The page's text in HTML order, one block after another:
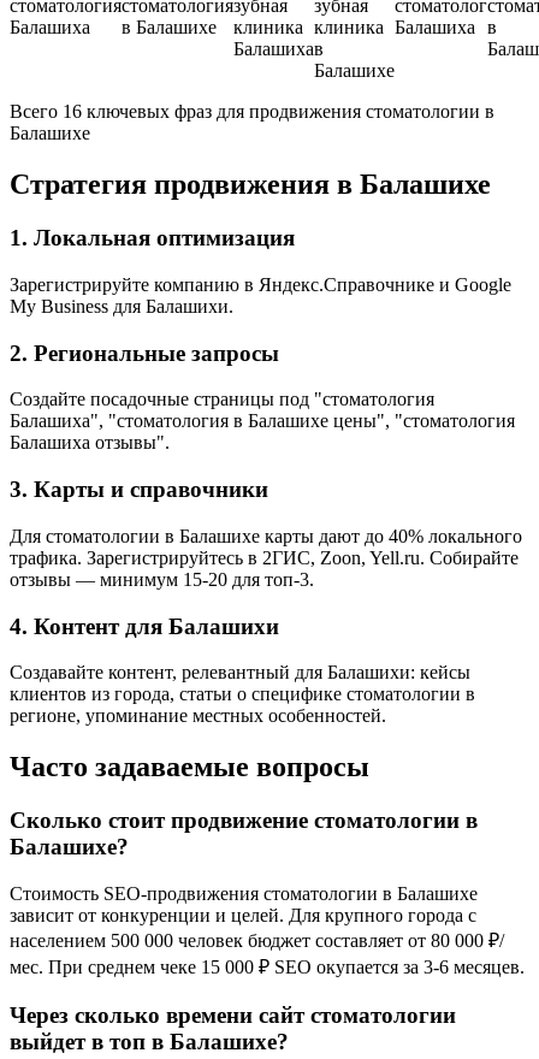
стоматология
Балашиха
стоматология
в Балашихе
зубная
клиника
Балашиха
зубная
клиника
в
Балашихе
стоматолог
Балашиха в
Всего 16 ключевых фраз для продвижения стоматологии в
Балашихе
Стратегия продвижения в Балашихе
1. Локальная оптимизация
Зарегистрируйте компанию в Яндекс.Справочнике и Google
My Business для Балашихи.
2. Региональные запросы
Создайте посадочные страницы под "стоматология
Балашиха", "стоматология в Балашихе цены", "стоматология
Балашиха отзывы".
3. Карты и справочники
Для стоматологии в Балашихе карты дают до 40% локального
трафика. Зарегистрируйтесь в 2ГИС, Zoon, Yell.ru. Собирайте
отзывы — минимум 15-20 для топ-3.
4. Контент для Балашихи
Создавайте контент, релевантный для Балашихи: кейсы
клиентов из города, статьи о специфике стоматологии в
регионе, упоминание местных особенностей.
Часто задаваемые вопросы
Сколько стоит продвижение стоматологии в
Балашихе?
Стоимость SEO-продвижения стоматологии в Балашихе
зависит от конкуренции и целей. Для крупного города с
населением 500 000 человек бюджет составляет от 80 000 ₽/
мес. При среднем чеке 15 000 ₽ SEO окупается за 3-6 месяцев.
Через сколько времени сайт стоматологии
выйдет в топ в Балашихе?